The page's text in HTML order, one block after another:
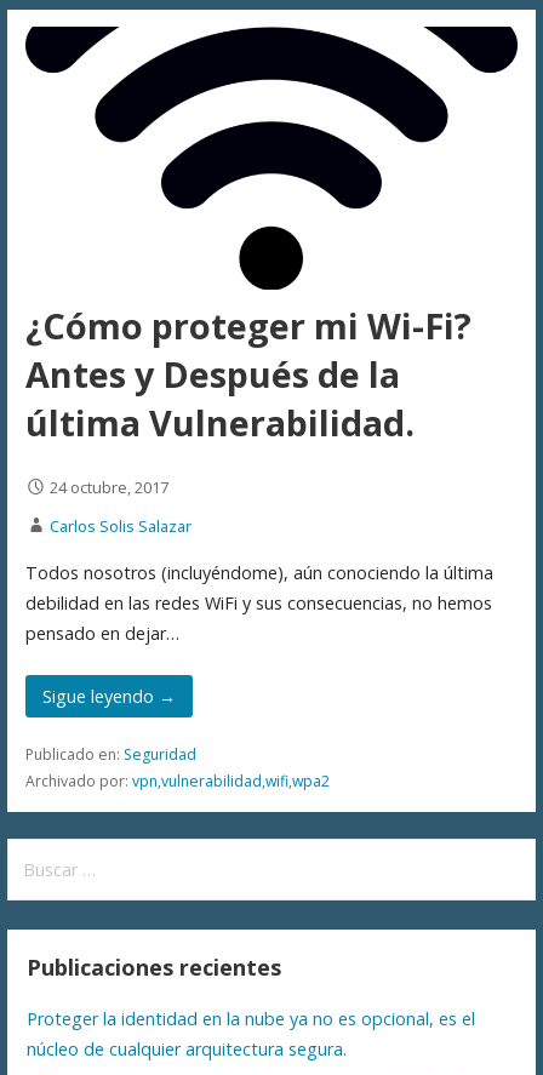
¿Cómo proteger mi Wi-Fi?
Antes y Después de la
última Vulnerabilidad.
24 octubre, 2017
Carlos Solis Salazar
Todos nosotros (incluyéndome), aún conociendo la última
debilidad en las redes WiFi y sus consecuencias, no hemos
pensado en dejar…
Sigue leyendo →
Publicado en: Seguridad
Archivado por: vpn,vulnerabilidad,wifi,wpa2
Publicaciones recientes
Proteger la identidad en la nube ya no es opcional, es el
núcleo de cualquier arquitectura segura.